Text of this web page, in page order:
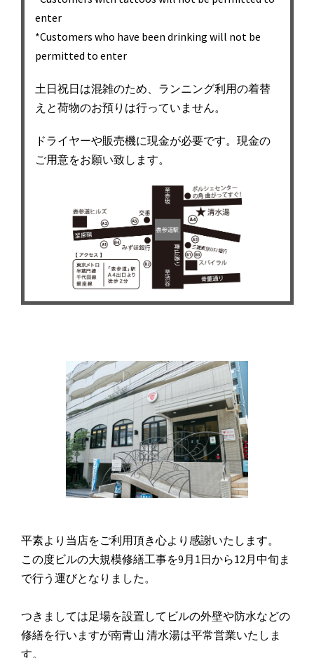
enter
*Customers who have been drinking will not be
permitted to enter
土日祝日は混雑のため、ランニング利用の着替
えと荷物のお預りは行っていません。
ドライヤーや販売機に現金が必要です。現金の
ご用意をお願い致します。
平素より当店をご利用頂き心より感謝いたします。
この度ビルの大規模修繕工事を9月1日から12月中旬ま
で行う運びとなりました。
つきましては足場を設置してビルの外壁や防水などの
修繕を行いますが南青山 清水湯は平常営業いたしま
す。